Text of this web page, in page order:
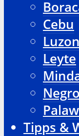
Cebu
Luzon
Leyte
Tipps &